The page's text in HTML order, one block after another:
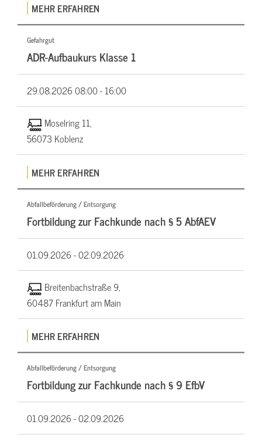
MEHR ERFAHREN
Gefahrgut
ADR-Aufbaukurs Klasse 1
29.08.202608:00 - 16:00
Moselring 11,
56073 Koblenz
MEHR ERFAHREN
Abfallbeförderung / Entsorgung
Fortbildung zur Fachkunde nach § 5 AbfAEV
01.09.2026 -02.09.2026
Breitenbachstraße 9,
60487 Frankfurt am Main
MEHR ERFAHREN
Abfallbeförderung / Entsorgung
Fortbildung zur Fachkunde nach § 9 EfbV
01.09.2026 -02.09.2026